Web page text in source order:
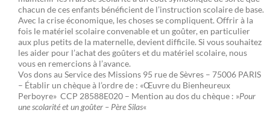
chacun de ces enfants bénéficient de l’instruction scolaire de base.
Avec la crise économique, les choses se compliquent. Offrir à la
fois le matériel scolaire convenable et un goûter, en particulier
aux plus petits de la maternelle, devient difficile. Si vous souhaitez
les aider pour l’achat des goûters et du matériel scolaire, nous
vous en remercions à l’avance.
Vos dons au Service des Missions 95 rue de Sèvres – 75006 PARIS
– Établir un chèque à l’ordre de : «Œuvre du Bienheureux
Perboyre» CCP 28588E020 – Mention au dos du chèque : »Pour
une scolarité et un goûter – Père Silas«